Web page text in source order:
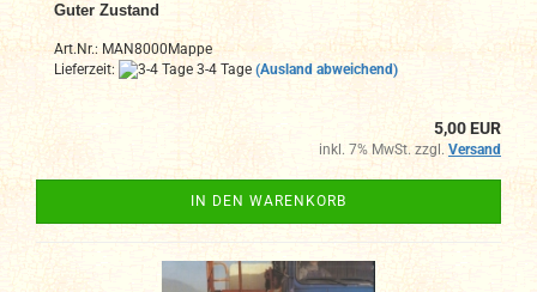
Guter Zustand
Art.Nr.: MAN8000Mappe
Lieferzeit:
3-4 Tage (Ausland abweichend)
5,00 EUR
inkl. 7% MwSt. zzgl. Versand
IN DEN WARENKORB